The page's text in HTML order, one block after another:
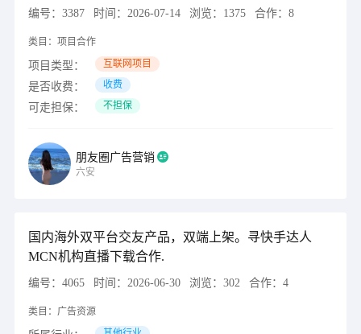
编号： 3387 时间： 2026-07-14 浏览： 1375 合作： 8
类目： 项目合作
项目类型： 互联网项目
是否收费： 收费
可走担保： 不担保
朋友圈广告营销
六安
国内海外双平台交友产品，双端上架。寻快手达人
MCN机构直播下载合作.
编号： 4065 时间： 2026-06-30 浏览： 302 合作： 4
类目： 广告资源